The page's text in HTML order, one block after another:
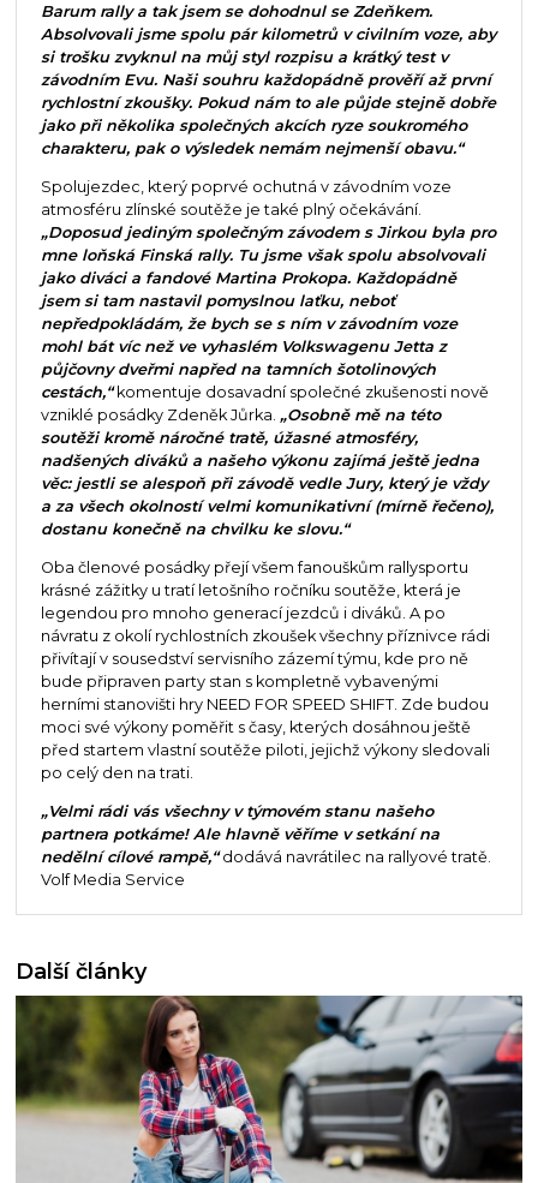
Barum rally a tak jsem se dohodnul se Zdeňkem.
Absolvovali jsme spolu pár kilometrů v civilním voze, aby
si trošku zvyknul na můj styl rozpisu a krátký test v
závodním Evu. Naši souhru každopádně prověří až první
rychlostní zkoušky. Pokud nám to ale půjde stejně dobře
jako při několika společných akcích ryze soukromého
charakteru, pak o výsledek nemám nejmenší obavu.“
Spolujezdec, který poprvé ochutná v závodním voze
atmosféru zlínské soutěže je také plný očekávání.
„Doposud jediným společným závodem s Jirkou byla pro
mne loňská Finská rally. Tu jsme však spolu absolvovali
jako diváci a fandové Martina Prokopa. Každopádně
jsem si tam nastavil pomyslnou laťku, neboť
nepředpokládám, že bych se s ním v závodním voze
mohl bát víc než ve vyhaslém Volkswagenu Jetta z
půjčovny dveřmi napřed na tamních šotolinových
cestách,“komentuje dosavadní společné zkušenosti nově
vzniklé posádky Zdeněk Jůrka. „Osobně mě na této
soutěži kromě náročné tratě, úžasné atmosféry,
nadšených diváků a našeho výkonu zajímá ještě jedna
věc: jestli se alespoň při závodě vedle Jury, který je vždy
a za všech okolností velmi komunikativní (mírně řečeno),
dostanu konečně na chvilku ke slovu.“
Oba členové posádky přejí všem fanouškům rallysportu
krásné zážitky u tratí letošního ročníku soutěže, která je
legendou pro mnoho generací jezdců i diváků. A po
návratu z okolí rychlostních zkoušek všechny příznivce rádi
přivítají v sousedství servisního zázemí týmu, kde pro ně
bude připraven party stan s kompletně vybavenými
herními stanovišti hry NEED FOR SPEED SHIFT. Zde budou
moci své výkony poměřit s časy, kterých dosáhnou ještě
před startem vlastní soutěže piloti, jejichž výkony sledovali
po celý den na trati.
„Velmi rádi vás všechny v týmovém stanu našeho
partnera potkáme! Ale hlavně věříme v setkání na
nedělní cílové rampě,“dodává navrátilec na rallyové tratě.
Volf Media Service
Další články